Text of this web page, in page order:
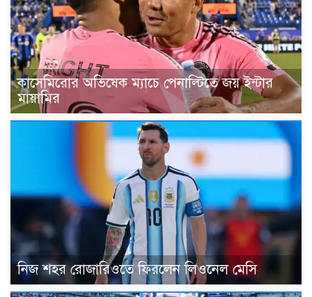
কাসেমিরোর অভিষেক ম্যাচে পেনাল্টিতে জয় ইন্টার
মায়ামির
নিজ শহর রোজারিওতে ফিরলেন লিওনেল মেসি